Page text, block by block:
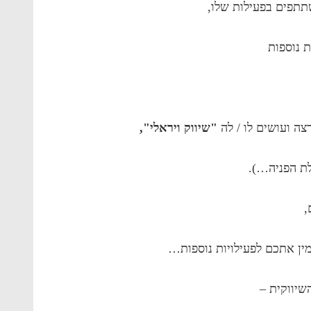
בפעילות שלו,
נוספות
ועושים לו / לה "שיווק ויראלי",
הפניה…).
אתכם לפעילויות נוספות…
–